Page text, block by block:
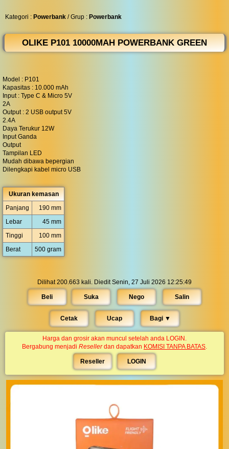
Kategori : Powerbank / Grup : Powerbank
OLIKE P101 10000MAH POWERBANK GREEN
Model : P101
Kapasitas : 10.000 mAh
Input : Type C & Micro 5V
2A
Output : 2 USB output 5V
2.4A
Daya Terukur 12W
Input Ganda
Output
Tampilan LED
Mudah dibawa bepergian
Dilengkapi kabel micro USB
Ukuran kemasan
Panjang
190 mm
Lebar
45 mm
Tinggi
100 mm
Berat
500 gram
Dilihat 200.663 kali. Diedit Senin, 27 Juli 2026 12:25:49
Beli Suka Nego Salin
Cetak Ucap Bagi ▼︎
Harga dan grosir akan muncul setelah anda LOGIN.
Bergabung menjadi Resellerdan dapatkan KOMISI TANPA BATAS.
Reseller LOGIN